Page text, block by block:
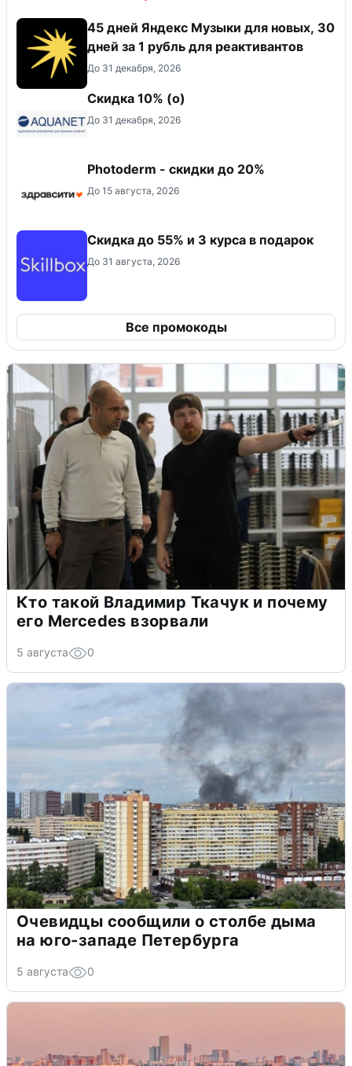
45 дней Яндекс Музыки для новых, 30
дней за 1 рубль для реактивантов
До 31 декабря, 2026
Скидка 10% (о)
До 31 декабря, 2026
Photoderm - скидки до 20%
До 15 августа, 2026
Скидка до 55% и 3 курса в подарок
До 31 августа, 2026
Все промокоды
Кто такой Владимир Ткачук и почему
его Mercedes взорвали
5 августа 0
Очевидцы сообщили о столбе дыма
на юго-западе Петербурга
5 августа 0